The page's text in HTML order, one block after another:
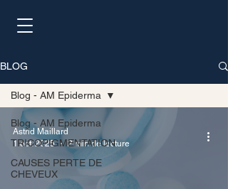
BLOG
Blog - AM Epiderma
TRICOPIGMENTATION
CAUSES PERTE DE
CHEVEUX
Blog - AM Epiderma
Astrid Maillard
1 oct. 2025
2 min de lecture